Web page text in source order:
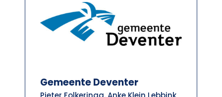
Gemeente Deventer